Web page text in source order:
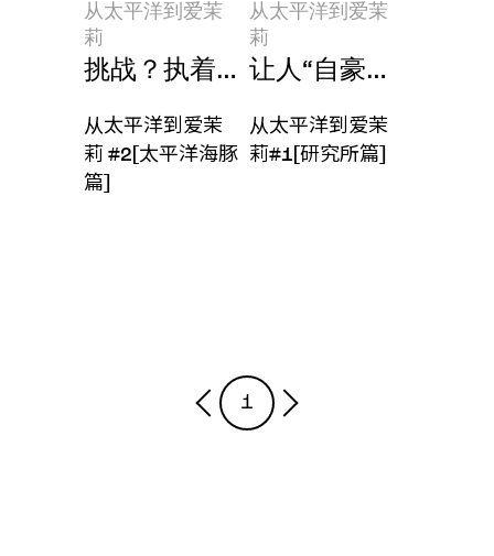
从太平洋到爱茉
莉
挑战？执着？是我们日常的一部分
从太平洋到爱茉
莉 #2[太平洋海豚
篇]
从太平洋到爱茉
莉
让人“自豪洋溢”地
从太平洋到爱茉
莉#1[研究所篇]
1